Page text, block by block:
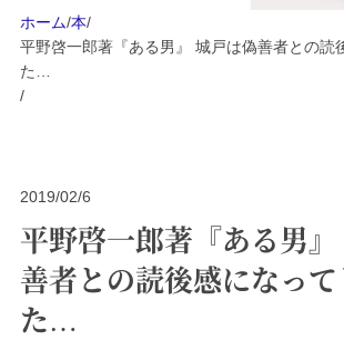
ホーム/本/
平野啓一郎著『ある男』 城戸は偽善者との読
た…
/
2019/02/6
平野啓一郎著『ある男
善者との読後感になって
た…